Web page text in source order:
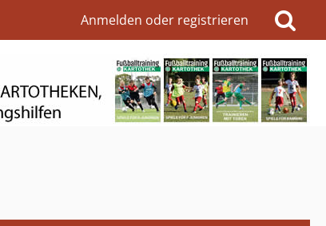
Anmelden oder registrieren